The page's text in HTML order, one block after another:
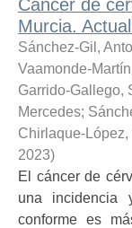
Cáncer de
Murcia.
Sánchez-Gil,
Vaamonde-
Garrido-Gallego,
Mercedes;
Chirlaque-
2023)
El cáncer de
una incidencia
conforme es